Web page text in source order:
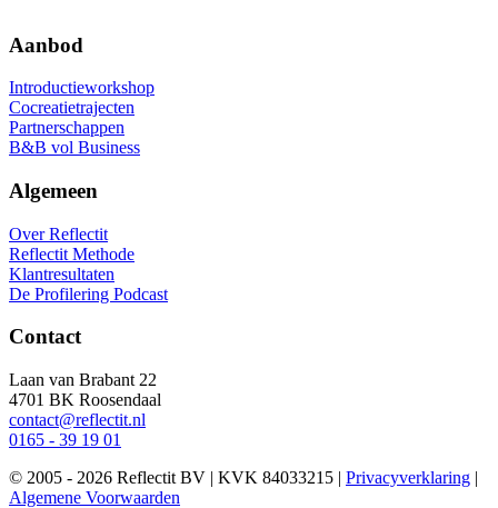
Aanbod
Introductieworkshop
Cocreatietrajecten
Partnerschappen
B&B vol Business
Algemeen
Over Reflectit
Reflectit Methode
Klantresultaten
De Profilering Podcast
Contact
Laan van Brabant 22
4701 BK Roosendaal
contact@reflectit.nl
0165 - 39 19 01
© 2005 - 2026 Reflectit BV | KVK 84033215 | Privacyverklaring |
Algemene Voorwaarden